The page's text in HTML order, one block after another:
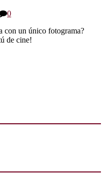
0
con un único fotograma?
de cine!